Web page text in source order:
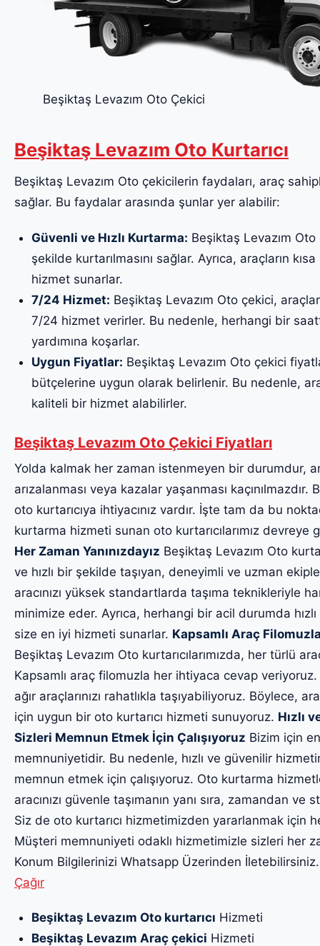
Beşiktaş Levazım Oto Çekici
Beşiktaş Levazım Oto Kurtarıcı
Beşiktaş Levazım Oto çekicilerin faydaları, araç
sağlar. Bu faydalar arasında şunlar yer alabilir:
Güvenli ve Hızlı Kurtarma: Beşiktaş Levazım
şekilde kurtarılmasını sağlar. Ayrıca, araçların
hizmet sunarlar.
7/24 Hizmet: Beşiktaş Levazım Oto çekici,
7/24 hizmet verirler. Bu nedenle, herhangi bir
yardımına koşarlar.
Uygun Fiyatlar: Beşiktaş Levazım Oto çekici
bütçelerine uygun olarak belirlenir. Bu nedenle,
kaliteli bir hizmet alabilirler.
Beşiktaş Levazım Oto Çekici Fiyatları
Yolda kalmak her zaman istenmeyen bir durumdur,
arızalanması veya kazalar yaşanması
oto kurtarıcıya ihtiyacınız vardır. İşte tam da bu
kurtarma hizmeti sunan oto kurtarıcılarımız devreye
Her Zaman Yanınızdayız Beşiktaş Levazım Oto
ve hızlı bir şekilde taşıyan, deneyimli ve uzman
aracınızı yüksek standartlarda taşıma teknikleriyle
minimize eder. Ayrıca, herhangi bir acil durumda
size en iyi hizmeti sunarlar. Kapsamlı Araç
Beşiktaş Levazım Oto kurtarıcılarımızda, her türlü
Kapsamlı araç filomuzla her ihtiyaca cevap
ağır araçlarınızı rahatlıkla taşıyabiliyoruz. Böylece,
için uygun bir oto kurtarıcı hizmeti sunuyoruz. Hızlı
Sizleri Memnun Etmek İçin Çalışıyoruz Bizim için
memnuniyetidir. Bu nedenle, hızlı ve güvenilir
memnun etmek için çalışıyoruz. Oto kurtarma
aracınızı güvenle taşımanın yanı sıra, zamandan
Siz de oto kurtarıcı hizmetimizden yararlanmak için
Müşteri memnuniyeti odaklı hizmetimizle sizleri her
Konum Bilgilerinizi Whatsapp Üzerinden
Çağır
Beşiktaş Levazım Oto kurtarıcı Hizmeti
Beşiktaş Levazım Araç çekici Hizmeti